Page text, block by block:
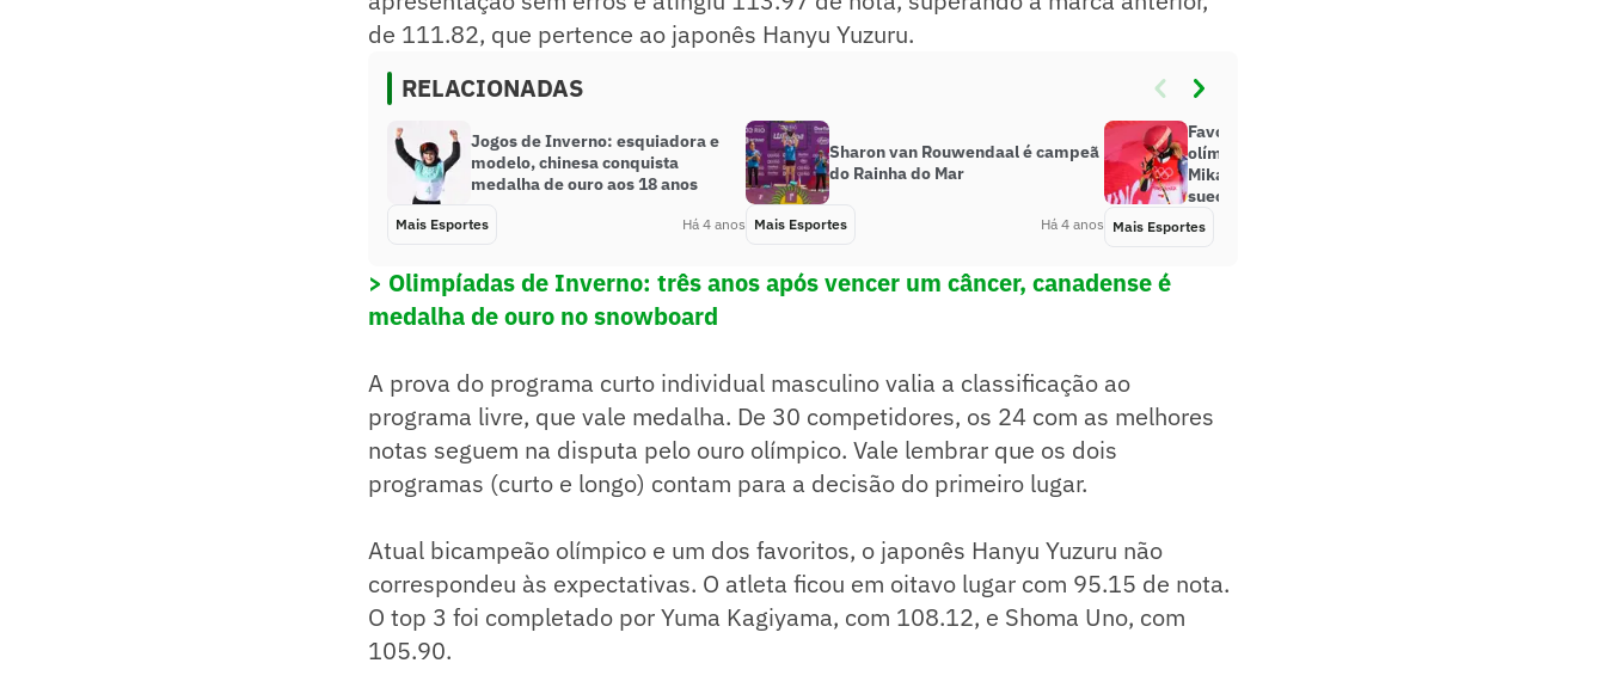
de 111.82, que pertence ao japonês Hanyu Yuzuru.
RELACIONADAS
Jogos de Inverno: esquiadora e
modelo, chinesa conquista
medalha de ouro aos 18 anos
Mais Esportes Há 4 anos
Sharon van Rouwendaal é campeã
do Rainha do Mar
Mais Esportes Há 4 anos
Favorita ao bicampeonato
olímpico no slalom gigante,
Mikaela Shiffrin não vai para final e
sueca conquista medalha de ouro
Mais Esportes
> Olimpíadas de Inverno: três anos após vencer um câncer, canadense é
medalha de ouro no snowboard
A prova do programa curto individual masculino valia a classificação ao
programa livre, que vale medalha. De 30 competidores, os 24 com as melhores
notas seguem na disputa pelo ouro olímpico. Vale lembrar que os dois
programas (curto e longo) contam para a decisão do primeiro lugar.
Atual bicampeão olímpico e um dos favoritos, o japonês Hanyu Yuzuru não
correspondeu às expectativas. O atleta ficou em oitavo lugar com 95.15 de nota.
O top 3 foi completado por Yuma Kagiyama, com 108.12, e Shoma Uno, com
105.90.